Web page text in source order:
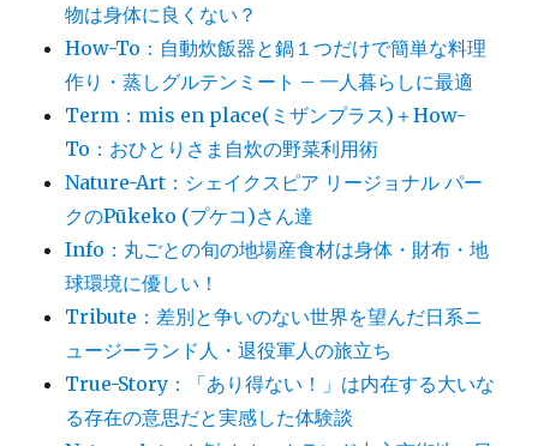
物は身体に良くない？
How-To：自動炊飯器と鍋１つだけで簡単な料理
作り・蒸しグルテンミート – 一人暮らしに最適
Term：mis en place(ミザンプラス)＋How-
To：おひとりさま自炊の野菜利用術
Nature-Art：シェイクスピア リージョナル パー
クのPūkeko (プケコ)さん達
Info：丸ごとの旬の地場産食材は身体・財布・地
球環境に優しい！
Tribute：差別と争いのない世界を望んだ日系ニ
ュージーランド人・退役軍人の旅立ち
True-Story：「あり得ない！」は内在する大いな
る存在の意思だと実感した体験談